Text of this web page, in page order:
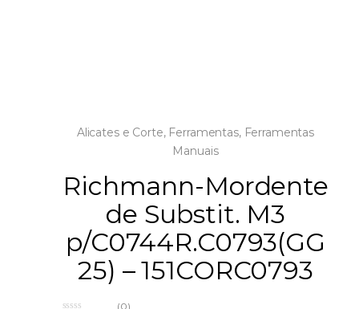
Alicates e Corte, Ferramentas, Ferramentas
Manuais
Richmann-Mordente
de Substit. M3
p/C0744R.C0793(GG
25) – 151CORC0793
(0)